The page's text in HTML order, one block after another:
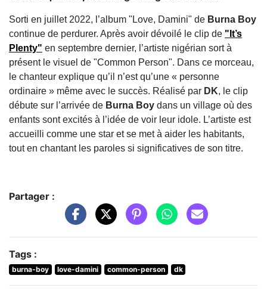
Sorti en juillet 2022, l’album "Love, Damini" de Burna Boy
continue de perdurer. Après avoir dévoilé le clip de "It’s
Plenty" en septembre dernier, l’artiste nigérian sort à
présent le visuel de "Common Person". Dans ce morceau,
le chanteur explique qu’il n’est qu’une « personne
ordinaire » même avec le succès. Réalisé par DK, le clip
débute sur l’arrivée de Burna Boy dans un village où des
enfants sont excités à l’idée de voir leur idole. L’artiste est
accueilli comme une star et se met à aider les habitants,
tout en chantant les paroles si significatives de son titre.
Partager :
Tags :
burna-boy love-damini common-person dk